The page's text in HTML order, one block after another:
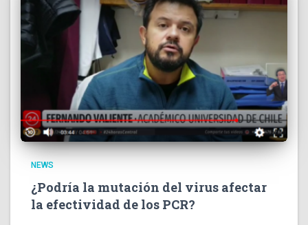
NEWS
¿Podría la mutación del virus afectar
la efectividad de los PCR?